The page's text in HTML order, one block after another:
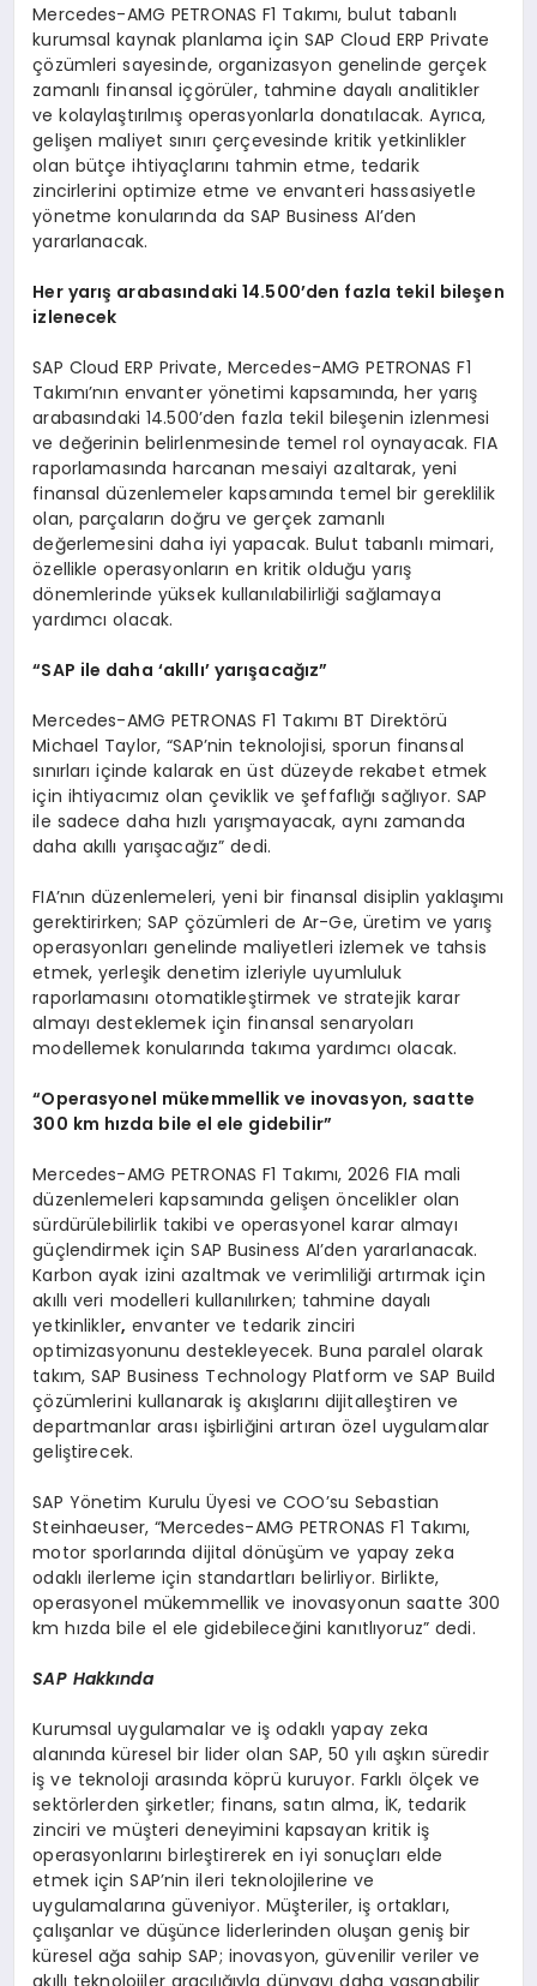
Mercedes-AMG PETRONAS F1 Takımı, bulut tabanlı
kurumsal kaynak planlama için SAP Cloud ERP Private
çözümleri sayesinde, organizasyon genelinde gerçek
zamanlı finansal içgörüler, tahmine dayalı analitikler
ve kolaylaştırılmış operasyonlarla donatılacak. Ayrıca,
gelişen maliyet sınırı çerçevesinde kritik yetkinlikler
olan bütçe ihtiyaçlarını tahmin etme, tedarik
zincirlerini optimize etme ve envanteri hassasiyetle
yönetme konularında da SAP Business AI’den
yararlanacak.
Her yarış arabasındaki 14.500’den fazla tekil bileşen
izlenecek
SAP Cloud ERP Private, Mercedes-AMG PETRONAS F1
Takımı’nın envanter yönetimi kapsamında, her yarış
arabasındaki 14.500’den fazla tekil bileşenin izlenmesi
ve değerinin belirlenmesinde temel rol oynayacak. FIA
raporlamasında harcanan mesaiyi azaltarak, yeni
finansal düzenlemeler kapsamında temel bir gereklilik
olan, parçaların doğru ve gerçek zamanlı
değerlemesini daha iyi yapacak. Bulut tabanlı mimari,
özellikle operasyonların en kritik olduğu yarış
dönemlerinde yüksek kullanılabilirliği sağlamaya
yardımcı olacak.
“SAP ile daha ‘akıllı’ yarışacağız”
Mercedes-AMG PETRONAS F1 Takımı BT Direktörü
Michael Taylor, “SAP’nin teknolojisi, sporun finansal
sınırları içinde kalarak en üst düzeyde rekabet etmek
için ihtiyacımız olan çeviklik ve şeffaflığı sağlıyor. SAP
ile sadece daha hızlı yarışmayacak, aynı zamanda
daha akıllı yarışacağız” dedi.
FIA’nın düzenlemeleri, yeni bir finansal disiplin yaklaşımı
gerektirirken; SAP çözümleri de Ar-Ge, üretim ve yarış
operasyonları genelinde maliyetleri izlemek ve tahsis
etmek, yerleşik denetim izleriyle uyumluluk
raporlamasını otomatikleştirmek ve stratejik karar
almayı desteklemek için finansal senaryoları
modellemek konularında takıma yardımcı olacak.
“Operasyonel mükemmellik ve inovasyon, saatte
300 km hızda bile el ele gidebilir”
Mercedes-AMG PETRONAS F1 Takımı, 2026 FIA mali
düzenlemeleri kapsamında gelişen öncelikler olan
sürdürülebilirlik takibi ve operasyonel karar almayı
güçlendirmek için SAP Business AI’den yararlanacak.
Karbon ayak izini azaltmak ve verimliliği artırmak için
akıllı veri modelleri kullanılırken; tahmine dayalı
yetkinlikler, envanter ve tedarik zinciri
optimizasyonunu destekleyecek. Buna paralel olarak
takım, SAP Business Technology Platform ve SAP Build
çözümlerini kullanarak iş akışlarını dijitalleştiren ve
departmanlar arası işbirliğini artıran özel uygulamalar
geliştirecek.
SAP Yönetim Kurulu Üyesi ve COO’su Sebastian
Steinhaeuser, “Mercedes-AMG PETRONAS F1 Takımı,
motor sporlarında dijital dönüşüm ve yapay zeka
odaklı ilerleme için standartları belirliyor. Birlikte,
operasyonel mükemmellik ve inovasyonun saatte 300
km hızda bile el ele gidebileceğini kanıtlıyoruz” dedi.
SAP Hakkında
Kurumsal uygulamalar ve iş odaklı yapay zeka
alanında küresel bir lider olan SAP, 50 yılı aşkın süredir
iş ve teknoloji arasında köprü kuruyor. Farklı ölçek ve
sektörlerden şirketler; finans, satın alma, İK, tedarik
zinciri ve müşteri deneyimini kapsayan kritik iş
operasyonlarını birleştirerek en iyi sonuçları elde
etmek için SAP’nin ileri teknolojilerine ve
uygulamalarına güveniyor. Müşteriler, iş ortakları,
çalışanlar ve düşünce liderlerinden oluşan geniş bir
küresel ağa sahip SAP; inovasyon, güvenilir veriler ve
akıllı teknolojiler aracılığıyla dünyayı daha yaşanabilir